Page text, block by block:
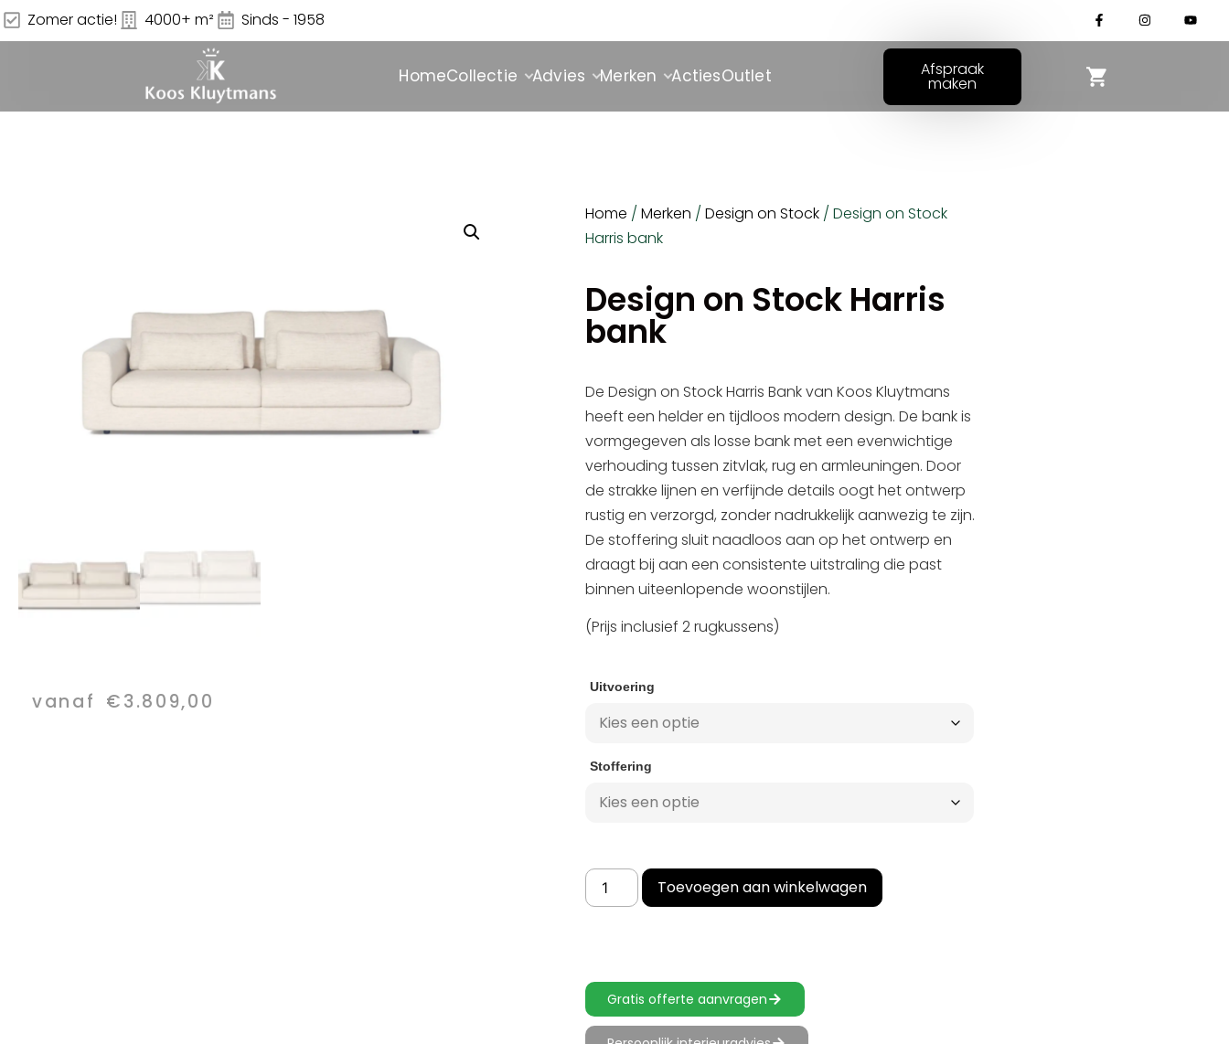
Zomer actie! 4000+ m² Sinds - 1958
HomeCollectie Advies Merken ActiesOutlet Afspraak
maken
vanaf €3.809,00
Home / Merken / Design on Stock / Design on Stock
Harris bank
Design on Stock Harris
bank
De Design on Stock Harris Bank van Koos Kluytmans
heeft een helder en tijdloos modern design. De bank is
vormgegeven als losse bank met een evenwichtige
verhouding tussen zitvlak, rug en armleuningen. Door
de strakke lijnen en verfijnde details oogt het ontwerp
rustig en verzorgd, zonder nadrukkelijk aanwezig te zijn.
De stoffering sluit naadloos aan op het ontwerp en
draagt bij aan een consistente uitstraling die past
binnen uiteenlopende woonstijlen.
(Prijs inclusief 2 rugkussens)
Uitvoering
Stoffering
Toevoegen aan winkelwagen
Gratis offerte aanvragen